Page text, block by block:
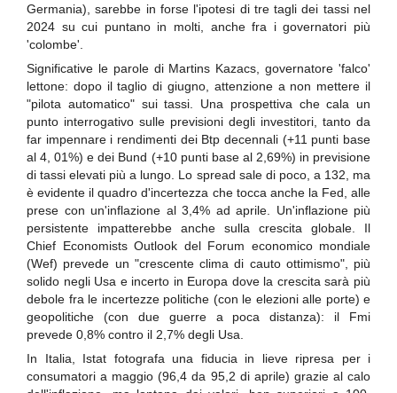
Germania), sarebbe in forse l'ipotesi di tre tagli dei tassi nel
2024 su cui puntano in molti, anche fra i governatori più
'colombe'.
Significative le parole di Martins Kazacs, governatore 'falco'
lettone: dopo il taglio di giugno, attenzione a non mettere il
"pilota automatico" sui tassi. Una prospettiva che cala un
punto interrogativo sulle previsioni degli investitori, tanto da
far impennare i rendimenti dei Btp decennali (+11 punti base
al 4, 01%) e dei Bund (+10 punti base al 2,69%) in previsione
di tassi elevati più a lungo. Lo spread sale di poco, a 132, ma
è evidente il quadro d'incertezza che tocca anche la Fed, alle
prese con un'inflazione al 3,4% ad aprile. Un'inflazione più
persistente impatterebbe anche sulla crescita globale. Il
Chief Economists Outlook del Forum economico mondiale
(Wef) prevede un "crescente clima di cauto ottimismo", più
solido negli Usa e incerto in Europa dove la crescita sarà più
debole fra le incertezze politiche (con le elezioni alle porte) e
geopolitiche (con due guerre a poca distanza): il Fmi
prevede 0,8% contro il 2,7% degli Usa.
In Italia, Istat fotografa una fiducia in lieve ripresa per i
consumatori a maggio (96,4 da 95,2 di aprile) grazie al calo